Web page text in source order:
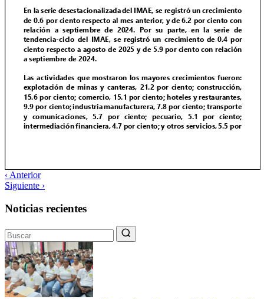
‹ Anterior
Siguiente ›
Noticias recientes